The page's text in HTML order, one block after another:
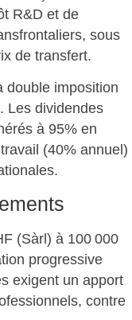
R&D et de
sous
de transfert.
double imposition
Les dividendes
à 95% en
(40% annuel)
(Sàrl) à 100 000
progressive
exigent un apport
contre